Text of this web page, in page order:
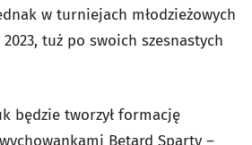
w turniejach młodzieżowych
tuż po swoich szesnastych
będzie tworzył formację
Betard Sparty –